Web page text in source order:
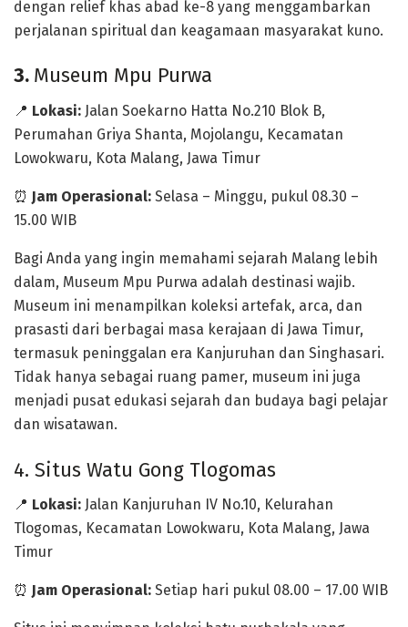
dengan relief khas abad ke-8 yang menggambarkan
perjalanan spiritual dan keagamaan masyarakat kuno.
3. Museum Mpu Purwa
📍 Lokasi: Jalan Soekarno Hatta No.210 Blok B,
Perumahan Griya Shanta, Mojolangu, Kecamatan
Lowokwaru, Kota Malang, Jawa Timur
⏰ Jam Operasional: Selasa – Minggu, pukul 08.30 –
15.00 WIB
Bagi Anda yang ingin memahami sejarah Malang lebih
dalam, Museum Mpu Purwa adalah destinasi wajib.
Museum ini menampilkan koleksi artefak, arca, dan
prasasti dari berbagai masa kerajaan di Jawa Timur,
termasuk peninggalan era Kanjuruhan dan Singhasari.
Tidak hanya sebagai ruang pamer, museum ini juga
menjadi pusat edukasi sejarah dan budaya bagi pelajar
dan wisatawan.
4. Situs Watu Gong Tlogomas
📍 Lokasi: Jalan Kanjuruhan IV No.10, Kelurahan
Tlogomas, Kecamatan Lowokwaru, Kota Malang, Jawa
Timur
⏰ Jam Operasional: Setiap hari pukul 08.00 – 17.00 WIB